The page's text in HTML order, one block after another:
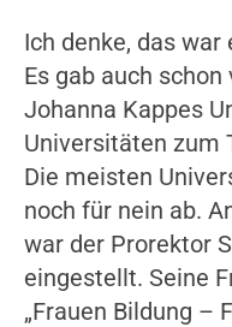
Ich denke, das
Es gab auch
Johanna Kappes
Universitäten zum
Die meisten
noch für nein ab.
war der Prorektor
eingestellt. Seine
„Frauen Bildung –